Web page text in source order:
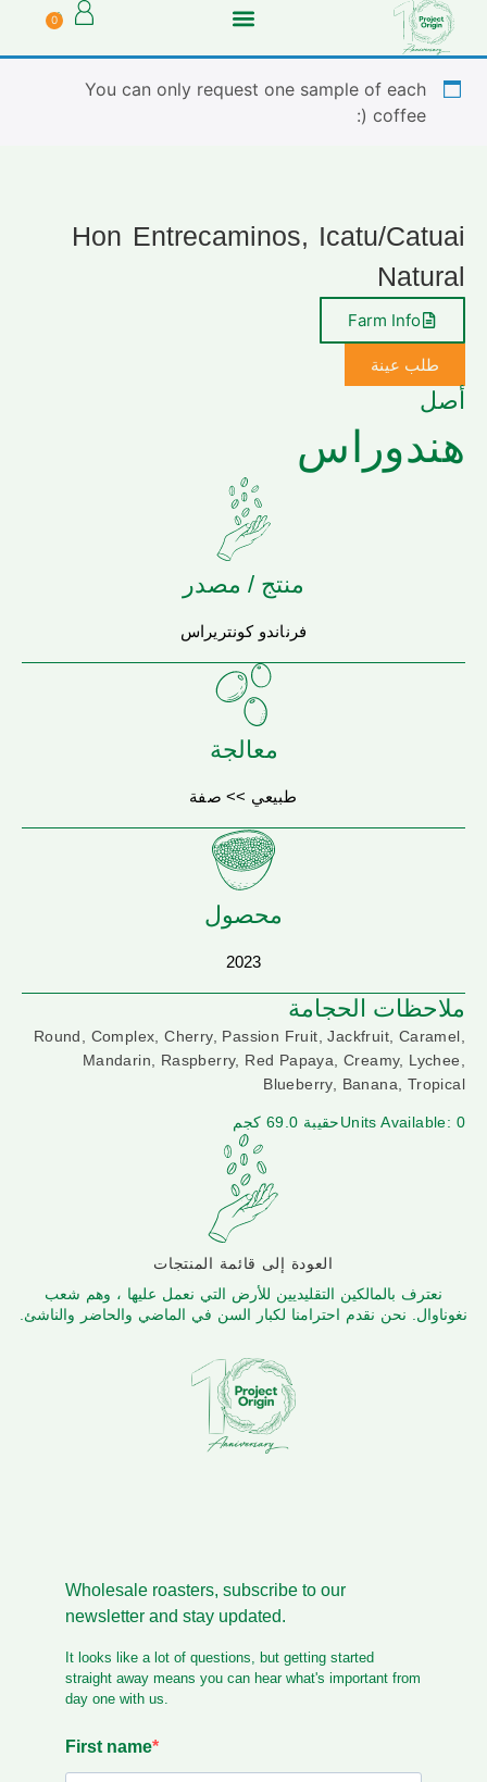
0
You can only request one sample of each
coffee (:
Hon Entrecaminos, Icatu/Catuai
Natural
Farm Info
طلب عينة
أصل
هندوراس
منتج / مصدر
فرناندو كونتريراس
معالجة
طبيعي >> صفة
محصول
2023
ملاحظات الحجامة
Round, Complex, Cherry, Passion Fruit, Jackfruit, Caramel,
Mandarin, Raspberry, Red Papaya, Creamy, Lychee,
Blueberry, Banana, Tropical
Units Available: 0حقيبة 69.0 كجم
العودة إلى قائمة المنتجات
نعترف بالمالكين التقليديين للأرض التي نعمل عليها ، وهم شعب
نغوناوال. نحن نقدم احترامنا لكبار السن في الماضي والحاضر والناشئ.